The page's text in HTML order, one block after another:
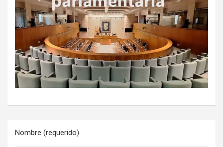
Nombre (requerido)